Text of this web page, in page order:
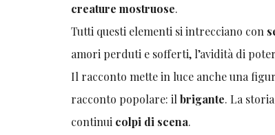
creature mostruose.
Tutti questi elementi si intrecciano con
amori perduti e sofferti, l’avidità di
Il racconto mette in luce anche una
racconto popolare: ilbrigante. La
continui colpi di scena.